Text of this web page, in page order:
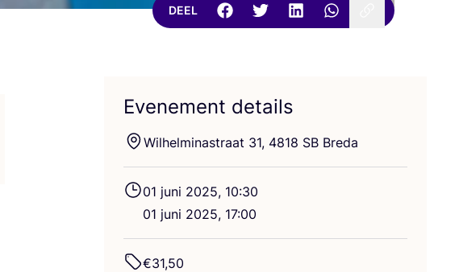
DEEL
Evenement details
Wil­hel­mi­nastraat 31, 4818 SB Breda
01 juni 2025, 10:30
01 juni 2025, 17:00
€31,50